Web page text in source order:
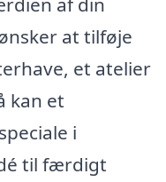
at tilføje
et atelier
kan et
i
til færdigt